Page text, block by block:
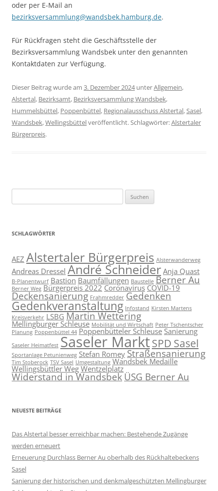
oder per E-Mail an
bezirksversammlung@wandsbek.hamburg.de.
Für Rückfragen steht die Geschäftsstelle der
Bezirksversammlung Wandsbek unter den genannten
Kontaktdaten zur Verfügung.
Dieser Beitrag wurde am 3. Dezember 2024unterAllgemein,
Alstertal, Bezirksamt, Bezirksversammlung Wandsbek,
Hummelsbüttel, Poppenbüttel, Regionalausschuss Alstertal,Sasel,
Wandsbek,Wellingsbüttelveröffentlicht. Schlagwörter:Alstertaler
Bürgerpreis.
nach:
SCHLAGWÖRTER
AEZ Alstertaler Bürgerpreis Alsterwanderweg
Andreas Dressel André SchneiderAnja Quast
B-Planentwurf Bastion Baumfällungen Baustelle Berner Au
Berner Weg Bürgerpreis 2022CoronavirusCOVID-19
Deckensanierung Frahmredder Gedenken
Gedenkveranstaltung Infostand Kirsten Martens
Kreisverkehr LSBG Martin Wettering
Mellingburger Schleuse Mobilität und Wirtschaft Peter Tschentscher
Planung Poppenbüttel 44 Poppenbütteler SchleuseSanierung
Saseler Heimatfest Saseler MarktSPD Sasel
Sportanlage Petunienweg Stefan Romey Straßensanierung
Tim Stoberock TSV Sasel Umgestaltung Wandsbek Medaille
Wellingsbüttler WegWentzelplatz
Widerstand in Wandsbek ÜSG Berner Au
NEUESTE BEITRÄGE
Das Alstertal besser erreichbar machen: Bestehende Zugänge
werden erneuert
Erneuerung Durchlass Berner Au oberhalb des Rückhalte­beckens
Sasel
Sanierung der historischen und denkmalgeschützten Mellingburger